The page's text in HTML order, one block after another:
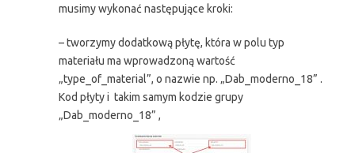
musimy wykonać następujące kroki:
– tworzymy dodatkową płytę, która w polu typ
materiału ma wprowadzoną wartość
„type_of_material”, o nazwie np. „Dab_moderno_18” .
Kod płyty i takim samym kodzie grupy
„Dab_moderno_18” ,